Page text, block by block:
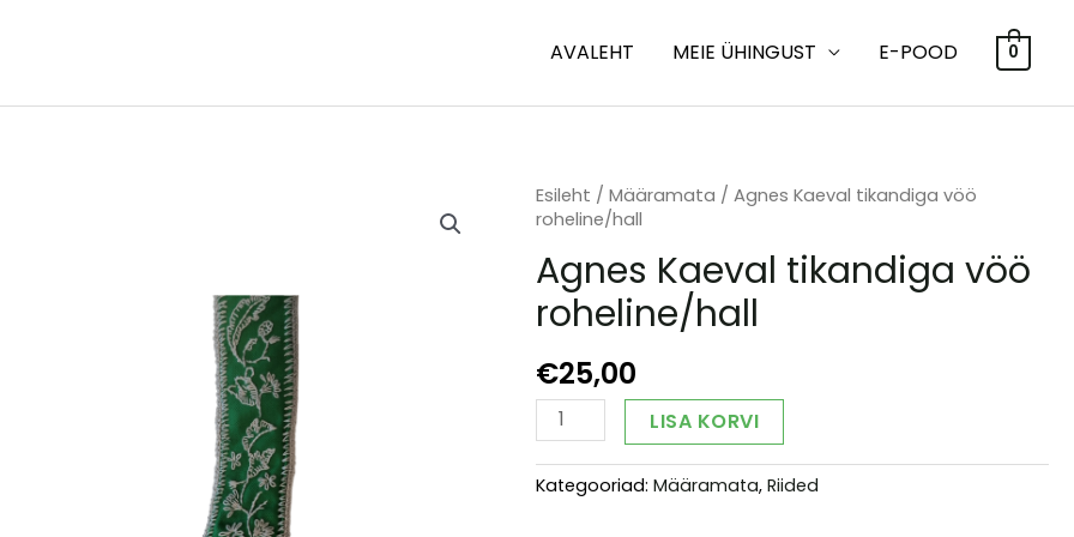
AVALEHT MEIE ÜHINGUST E-POOD 0
Esileht /Määramata / Agnes Kaeval tikandiga vöö
roheline/hall
Agnes Kaeval tikandiga vöö
roheline/hall
€25,00
Agnes
Kaeval
tikandiga
vöö
LISA KORVI
Alternative:
Kategooriad:Määramata,Riided